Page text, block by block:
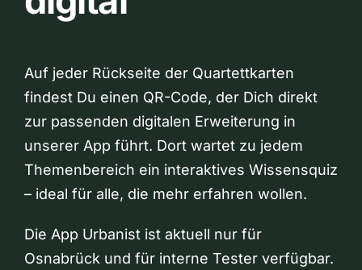
Auf jeder Rückseite der Quartettkarten
findest Du einen QR-Code, der Dich direkt
zur passenden digitalen Erweiterung in
unserer App führt. Dort wartet zu jedem
Themenbereich ein interaktives Wissensquiz
– ideal für alle, die mehr erfahren wollen.
Die App Urbanist ist aktuell nur für
Osnabrück und für interne Tester verfügbar.